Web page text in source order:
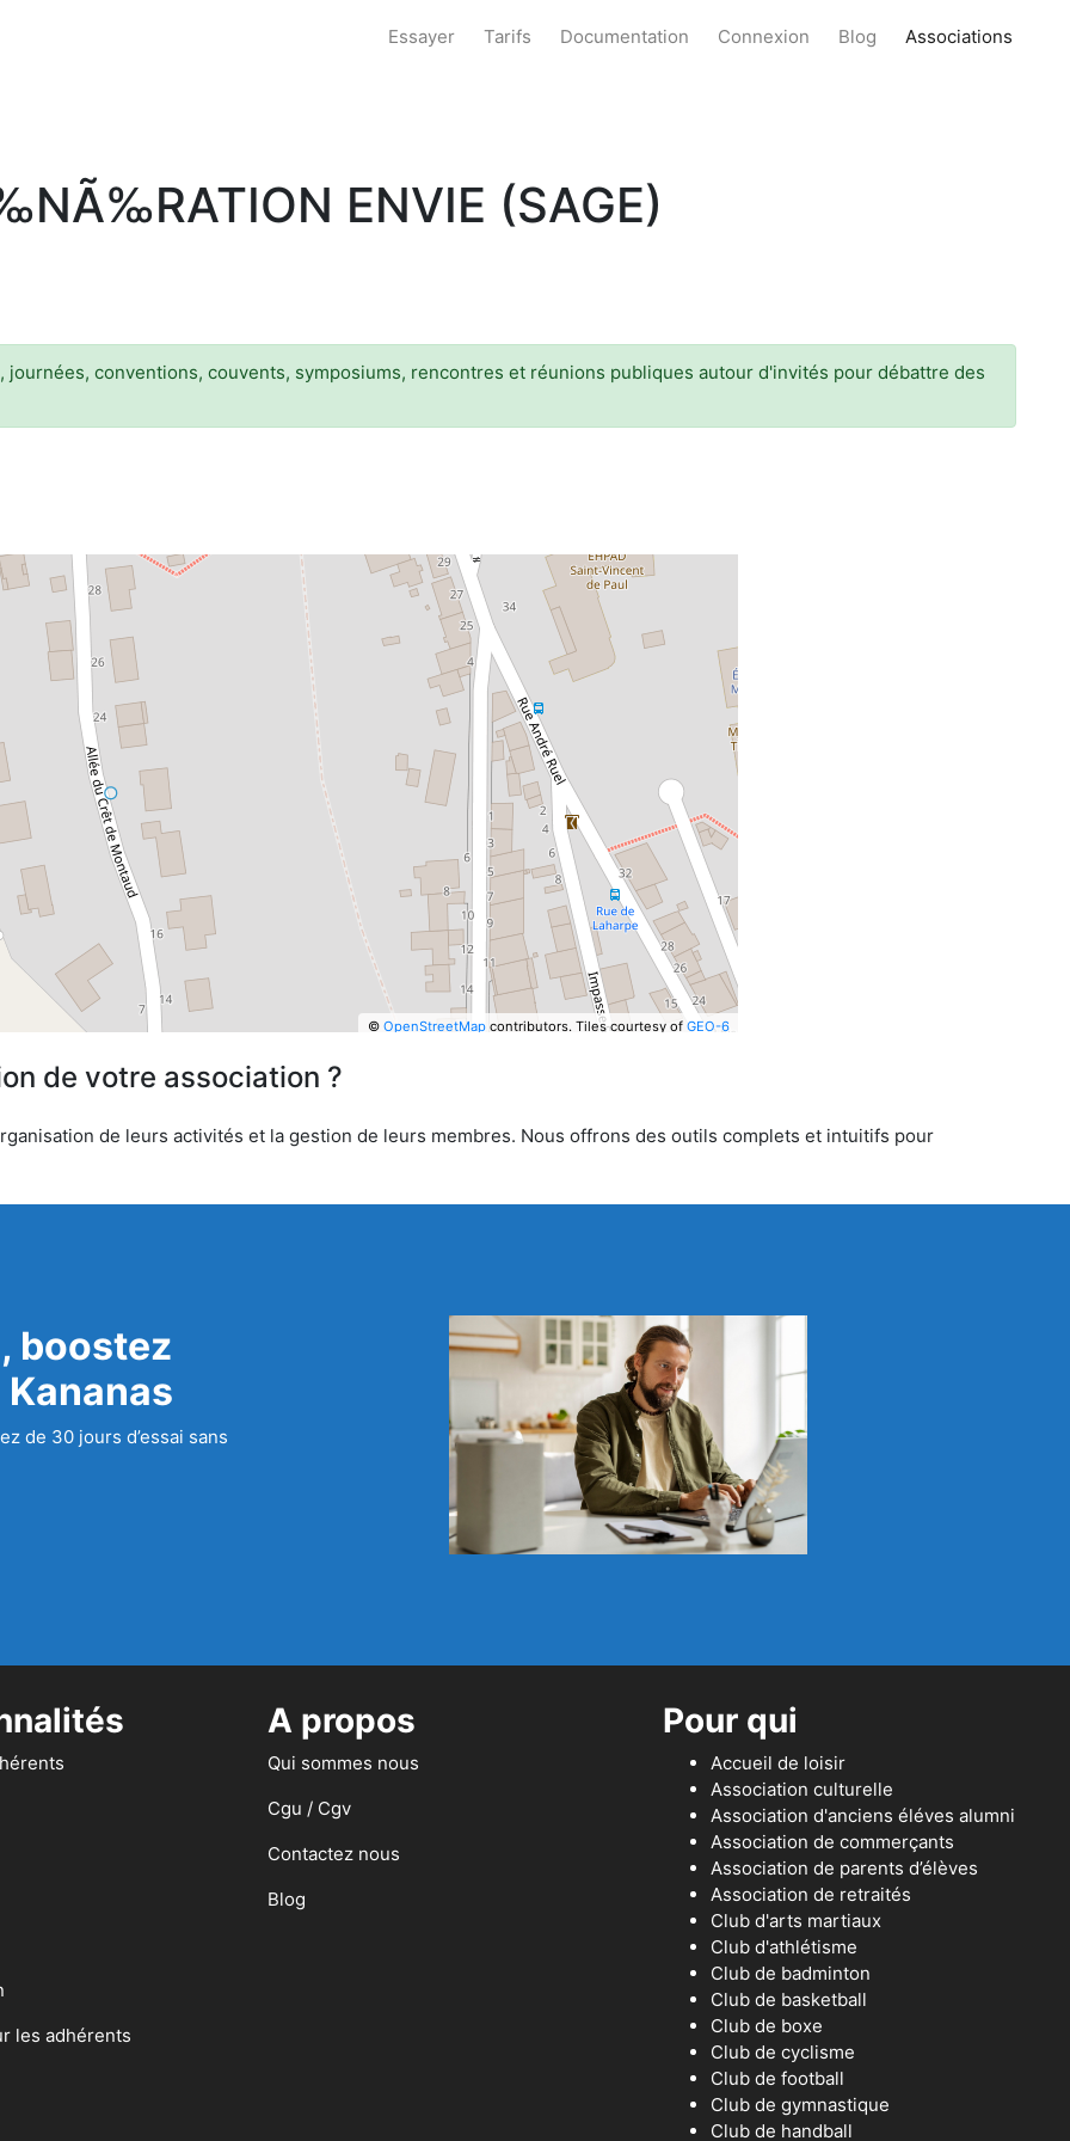
Essayer Tarifs Documentation Connexion Blog Associations
ENVIE (SAGE)
conventions, couvents, symposiums, rencontres et réunions publiques autour d'invités pour débattre des
© OpenStreetMapcontributors. Tiles courtesy of GEO-6
de votre association ?
de leurs activités et la gestion de leurs membres. Nous offrons des outils complets et intuitifs pour
boostez
de 30 jours d’essai sans
les adhérents
A propos
Qui sommes nous
Cgu / Cgv
Contactez nous
Blog
Pour qui
Accueil de loisir
Association culturelle
Association d'anciens éléves alumni
Association de commerçants
Association de parents d’élèves
Association de retraités
Club d'arts martiaux
Club d'athlétisme
Club de badminton
Club de basketball
Club de boxe
Club de cyclisme
Club de football
Club de gymnastique
Club de handball